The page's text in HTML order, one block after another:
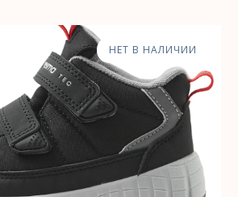
НЕТ В НАЛИЧИИ